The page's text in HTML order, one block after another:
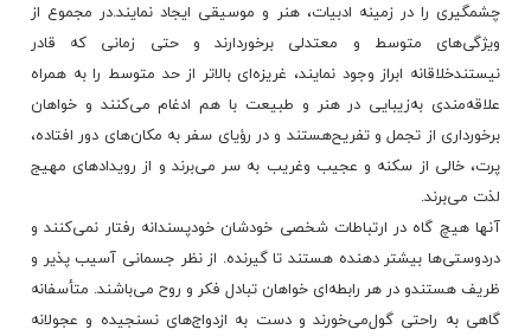
چشمگیری‌ را در زمینه‌ ادبیات‌، هنر و موسیقی‌ ایجاد نمایند.در مجموع‌ از
ویژگی‌های‌ متوسط و معتدلی‌ برخوردارند و حتی‌ زمانی‌ که‌ قادر
نیستندخلاقانه‌ ابراز وجود نمایند، غریزه‌ای‌ بالاتر از حد متوسط را به‌ همراه‌
علاقه‌مندی‌ به‌زیبایی‌ در هنر و طبیعت‌ با هم‌ ادغام‌ می‌کنند و خواهان‌
برخورداری‌ از تجمل‌ و تفریح‌هستند و در رؤیای‌ سفر به‌ مکان‌های‌ دور افتاده‌،
پرت‌، خالی‌ از سکنه‌ و عجیب‌ وغریب‌ به‌ سر می‌برند و از رویدادهای‌ مهیج‌
لذت‌ می‌برند.
آنها هیچ‌ گاه‌ در ارتباطات‌ شخصی‌ خودشان‌ خودپسندانه‌ رفتار نمی‌کنند و
دردوستی‌ها بیشتر دهنده‌ هستند تا گیرنده‌. از نظر جسمانی‌ آسیب‌ پذیر و
ظریف‌ هستندو در هر رابطه‌ای‌ خواهان‌ تبادل‌ فکر و روح‌ می‌باشند. متأسفانه‌
گاهی‌ به‌ راحتی‌ گول‌می‌خورند و دست‌ به‌ ازدواج‌های‌ نسنجیده‌ و عجولانه‌